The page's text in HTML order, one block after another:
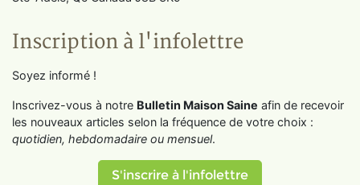
Inscription à l'infolettre
Soyez informé !
Inscrivez-vous à notre Bulletin Maison Saine afin de recevoir
les nouveaux articles selon la fréquence de votre choix :
quotidien, hebdomadaire ou mensuel.
S'inscrire à l'infolettre